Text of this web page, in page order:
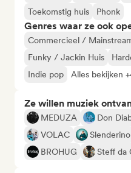
Toekomstig huis
Phonk
Genres waar ze ook
Commercieel /
Funky / Jackin Huis
Indie pop
Alles bekijken
Ze willen muziek
MEDUZA Don
VOLAC
Slenderino
BROHUG
Steff da